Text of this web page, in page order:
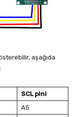
aşağıda
SCL pini
A5